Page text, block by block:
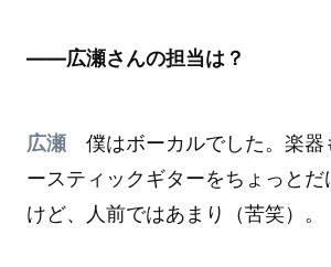
――広瀬さんの担当は？
広瀬僕はボーカルでした。楽器
ースティックギターをちょっとだ
けど、人前ではあまり（苦笑）。